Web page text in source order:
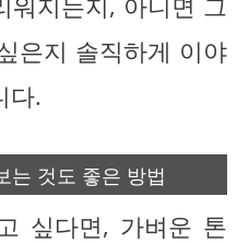
워지는지, 아니면 그
은지 솔직하게 이야
다.
는 것도 좋은 방법
싶다면, 가벼운 톤